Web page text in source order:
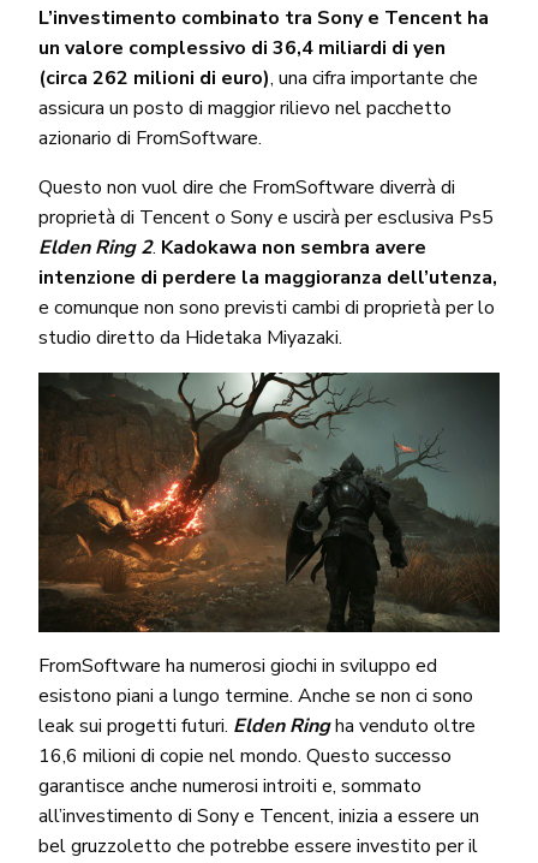
L’investimento combinato tra Sony e Tencent ha
un valore complessivo di 36,4 miliardi di yen
(circa 262 milioni di euro), una cifra importante che
assicura un posto di maggior rilievo nel pacchetto
azionario di FromSoftware.
Questo non vuol dire che FromSoftware diverrà di
proprietà di Tencent o Sony e uscirà per esclusiva Ps5
Elden Ring 2. Kadokawa non sembra avere
intenzione di perdere la maggioranza dell’utenza,
e comunque non sono previsti cambi di proprietà per lo
studio diretto da Hidetaka Miyazaki.
FromSoftware ha numerosi giochi in sviluppo ed
esistono piani a lungo termine. Anche se non ci sono
leak sui progetti futuri. Elden Ringha venduto oltre
16,6 milioni di copie nel mondo. Questo successo
garantisce anche numerosi introiti e, sommato
all’investimento di Sony e Tencent, inizia a essere un
bel gruzzoletto che potrebbe essere investito per il